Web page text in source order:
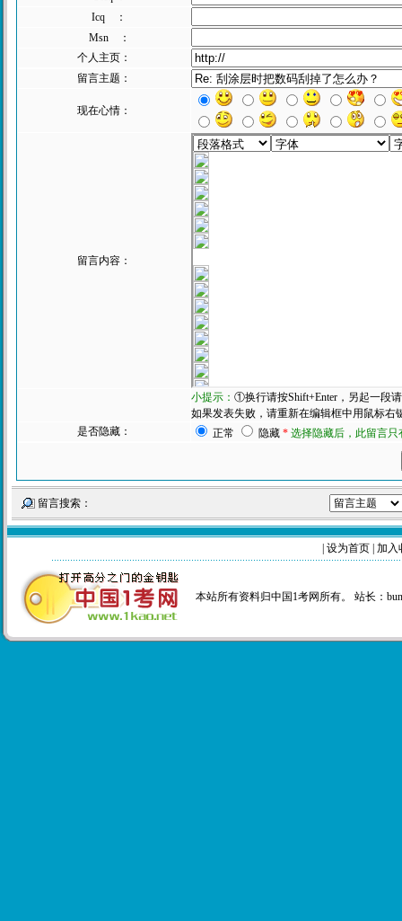
Icq ：
Msn ：
个人主页：
留言主题：
现在心情：
留言内容：
小提示： ①换行请按Shift+Enter，另起一段
如果发表失败，请重新在编辑框中用鼠标
是否隐藏：
正常 隐藏 * 选择隐藏后，此留言
留言搜索：
设为首页 加入
本站所有资料归中国1考网所有。 站长：